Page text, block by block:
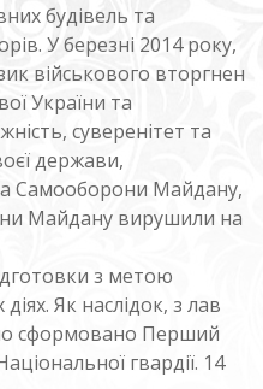
будівель та
У березні 2014 року,
військового вторгнен
України та
суверенітет та
держави,
Самооборони Майдану,
Майдану вирушили на
з метою
Як наслідок, з лав
сформовано Перший
гвардії. 14